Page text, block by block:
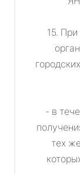
15.
- в
тех